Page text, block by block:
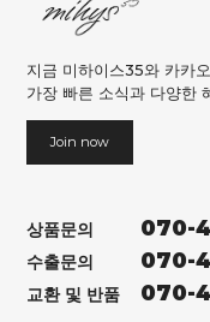
지금 미하이스35와 카카
가장 빠른 소식과 다양한
Join now
상품문의 070-
수출문의 070-
교환 및 반품 070-